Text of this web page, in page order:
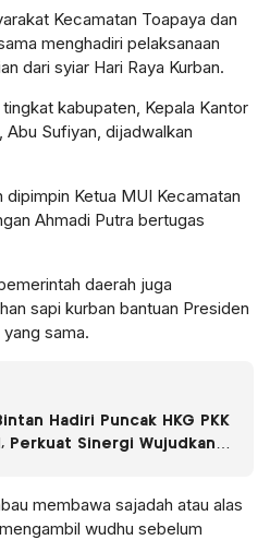
Kecamatan Toapaya dan
menghadiri pelaksanaan
dari syiar Hari Raya Kurban.
kabupaten, Kepala Kantor
Abu Sufiyan, dijadwalkan
dipimpin Ketua MUI Kecamatan
Ahmadi Putra bertugas
daerah juga
sapi kurban bantuan Presiden
sama.
Hadiri Puncak HKG PKK
Perkuat Sinergi Wujudkan
membawa sajadah atau alas
wudhu sebelum